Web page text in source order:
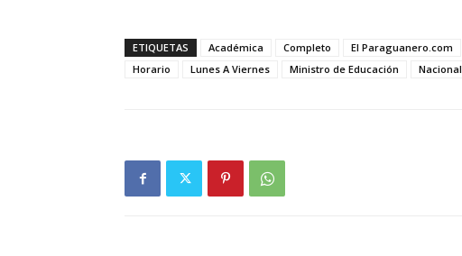
ETIQUETAS Académica Completo El Paraguanero.com
Horario
Lunes A Viernes Ministro de Educación Nacional